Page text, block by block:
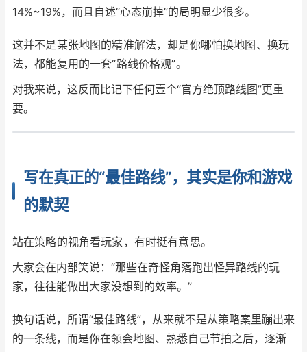
14%~19%，而且自述“心态崩掉”的局明显少很多。
这并不是某张地图的精准解法，却是你哪怕换地图、换玩
法，都能复用的一套“路线价格观”。
对我来说，这反而比记下任何壹个“官方绝顶路线图”更重
要。
写在真正的“最佳路线”，其实是你和游戏
的默契
站在策略的视角看玩家，有时挺有意思。
大家会在内部笑说：“那些在奇怪角落跑出怪异路线的玩
家，往往能做出大家没想到的效率。”
换句话说，所谓“最佳路线”，从来就不是从策略案里蹦出来
的一条线，而是你在领会地图、熟悉自己节拍之后，逐渐